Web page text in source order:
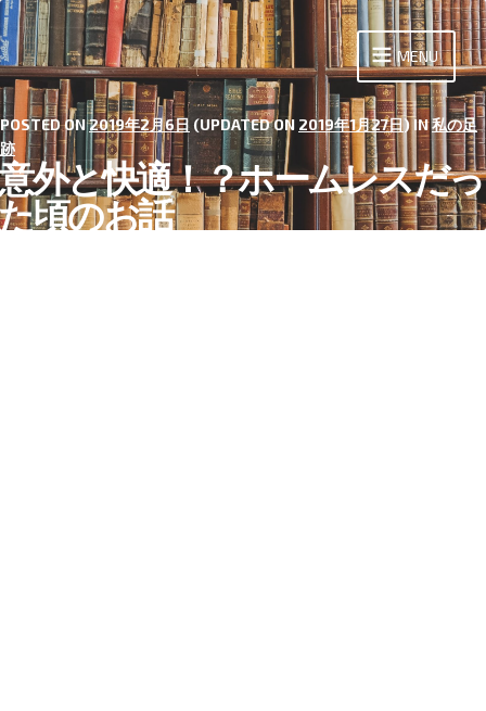
Skip
to
content
外と快適！？ホームレスだっ
頃のお話
POSTED ON2019年2月6日(UPDATED ON 2019年1月27日) IN私の足
跡
MENU